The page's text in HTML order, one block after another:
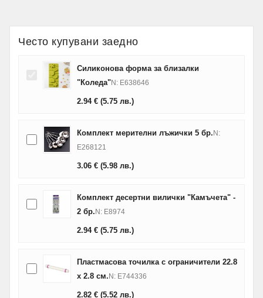
Често купувани заедно
Силиконова форма за близалки
"Коледа"N: E638646
2.94 € (5.75 лв.)
Комплект мерителни лъжички 5 бр.N:
E268121
3.06 € (5.98 лв.)
Комплект десертни вилички "Камъчета" -
2 бр.N: E8974
2.94 € (5.75 лв.)
Пластмасова точилка с ограничители 22.8
х 2.8 см.N: E744336
2.82 € (5.52 лв.)